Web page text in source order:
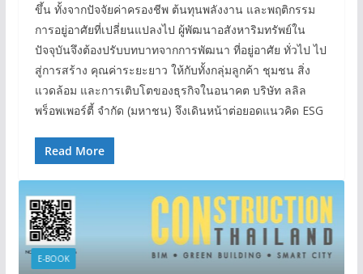
ขึ้น ทั้งจากปัจจัยค่าครองชีพ ต้นทุนพลังงาน และพฤติกรรม
การอยู่อาศัยที่เปลี่ยนแปลงไป ผู้พัฒนาอสังหาริมทรัพย์ใน
ปัจจุบันจึงต้องปรับบทบาทจากการพัฒนา ที่อยู่อาศัย ทั่วไป ไป
สู่การสร้าง คุณค่าระยะยาว ให้กับทั้งกลุ่มลูกค้า ชุมชน สิ่ง
แวดล้อม และการเติบโตของธุรกิจในอนาคต บริษัท ลลิล
พร็อพเพอร์ตี้ จำกัด (มหาชน) จึงเดินหน้าต่อยอดแนวคิด ESG
Read More
E-BOOK